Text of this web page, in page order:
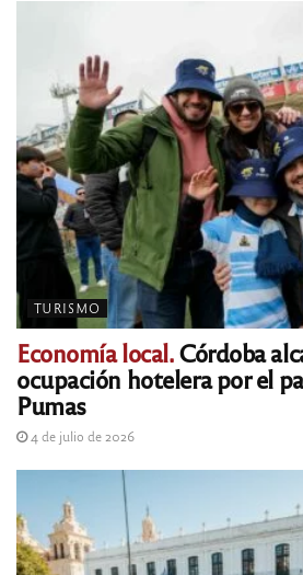
TURISMO
Economía local.Córdoba
ocupación hotelera por el
Pumas
4 de julio de 2026